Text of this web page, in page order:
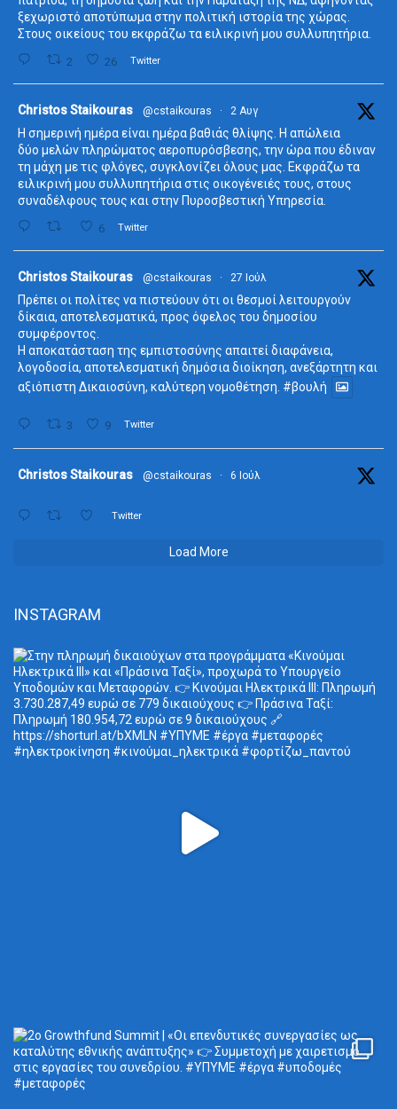
ξεχωριστό αποτύπωμα στην πολιτική ιστορία της χώρας.
Στους οικείους του εκφράζω τα ειλικρινή μου συλλυπητήρια.
2 26 Twitter
Christos Staikouras @cstaikouras · 2 Αυγ
Η σημερινή ημέρα είναι ημέρα βαθιάς θλίψης. Η απώλεια
δύο μελών πληρώματος αεροπυρόσβεσης, την ώρα που έδιναν
τη μάχη με τις φλόγες, συγκλονίζει όλους μας. Εκφράζω τα
ειλικρινή μου συλλυπητήρια στις οικογένειές τους, στους
συναδέλφους τους και στην Πυροσβεστική Υπηρεσία.
6 Twitter
Christos Staikouras @cstaikouras · 27 Ιούλ
Πρέπει οι πολίτες να πιστεύουν ότι οι θεσμοί λειτουργούν
δίκαια, αποτελεσματικά, προς όφελος του δημοσίου
συμφέροντος.
Η αποκατάσταση της εμπιστοσύνης απαιτεί διαφάνεια,
λογοδοσία, αποτελεσματική δημόσια διοίκηση, ανεξάρτητη και
αξιόπιστη Δικαιοσύνη, καλύτερη νομοθέτηση. #βουλή
3 9 Twitter
Christos Staikouras @cstaikouras · 6 Ιούλ
Twitter
Load More
INSTAGRAM